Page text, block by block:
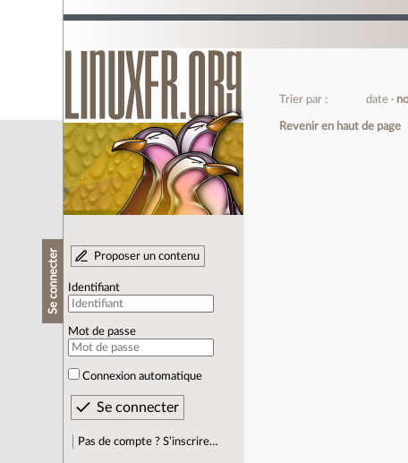
Se connecter Proposer un contenu
Identifiant
Mot de passe
Connexion automatique
Pas de compte ? S’inscrire…
Trier par : date
Revenir en haut de page